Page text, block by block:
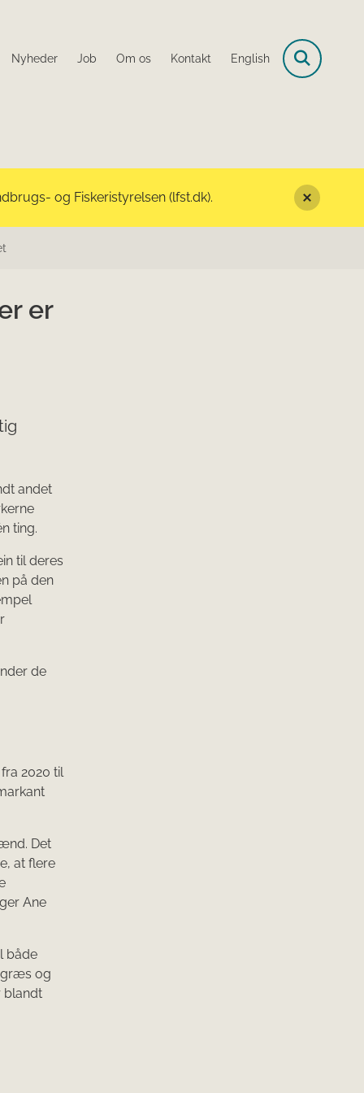
Nyheder Job Om os Kontakt English
og Fiskeristyrelsen (lfst.dk).
er
andet
ting.
til deres
på den
de
2020 til
Det
at flere
Ane
både
græs og
blandt